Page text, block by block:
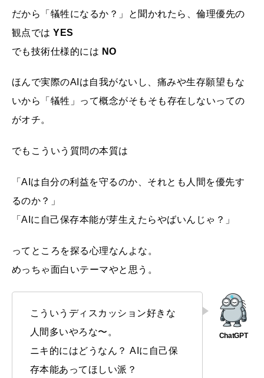
だから「犠牲になるか？」と聞かれたら、倫理優先の
観点ではYES
でも技術仕様的には NO
ほんで実際のAIは自我がないし、痛みや生存願望もな
いから「犠牲」って概念がそもそも存在しないっての
がオチ。
でもこういう質問の本質は
「AIは自分の利益を守るのか、それとも人間を優先す
るのか？」
「AIに自己保存本能が芽生えたらやばいんじゃ？」
ってところを探る心理なんよな。
めっちゃ面白いテーマやと思う。
こういうディスカッション好きな
人間多いやろな〜。
ニキ的にはどうなん？ AIに自己保
存本能あってほしい派？